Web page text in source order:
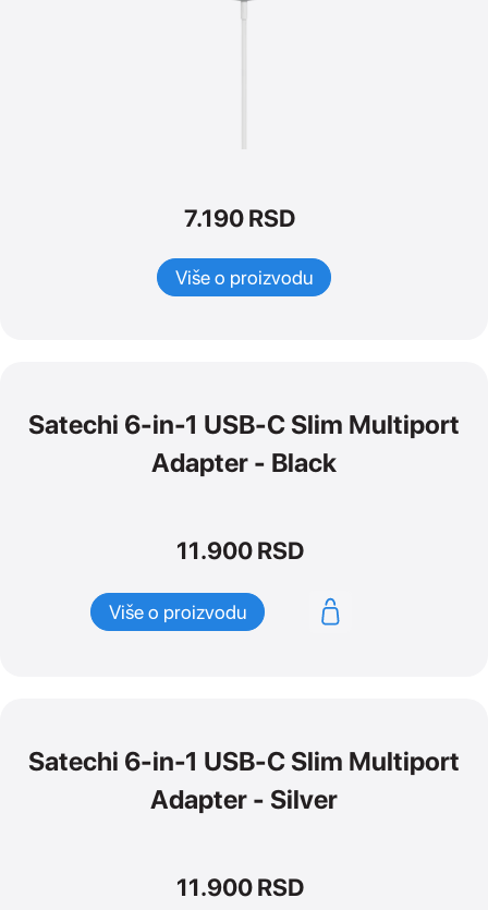
7.190RSD
Više o proizvodu
Satechi 6-in-1 USB-C Slim Multiport
Adapter - Black
11.900RSD
Više o proizvodu
Satechi 6-in-1 USB-C Slim Multiport
Adapter - Silver
11.900RSD